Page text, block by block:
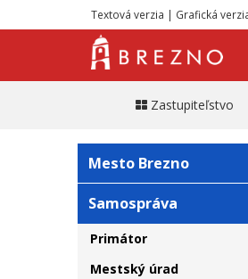
Textová verzia | Grafická
Zastupiteľstvo
Mesto Brezno
Samospráva
Primátor
Mestský úrad